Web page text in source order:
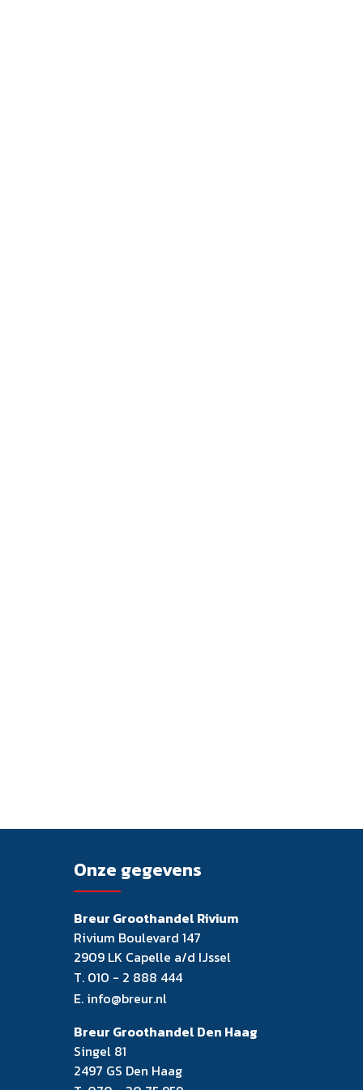
Onze gegevens
Breur Groothandel Rivium
Rivium Boulevard 147
2909 LK Capelle a/d IJssel
T. 010 - 2 888 444
E. info@breur.nl
Breur Groothandel Den Haag
Singel 81
2497 GS Den Haag